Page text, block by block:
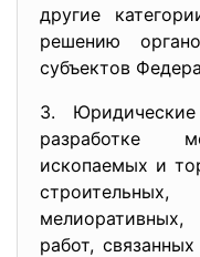
другие
решению
субъектов
3.
разработке
ископаемых и
работ,